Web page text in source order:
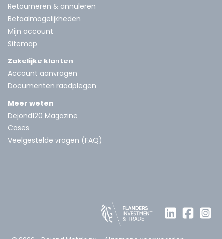
Retourneren & annuleren
Betaalmogelijkheden
Mijn account
Sitemap
Zakelijke klanten
Account aanvragen
Documenten raadplegen
Meer weten
Dejond120 Magazine
Cases
Veelgestelde vragen (FAQ)